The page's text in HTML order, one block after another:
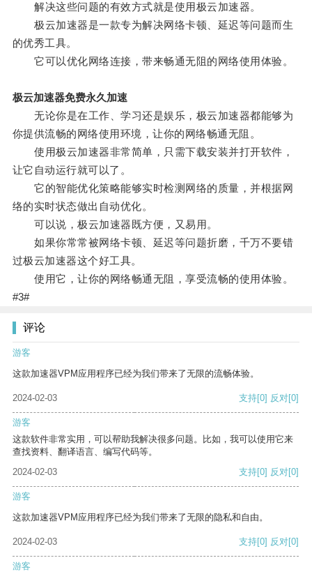
解决这些问题的有效方式就是使用极云加速器。
极云加速器是一款专为解决网络卡顿、延迟等问题而生
的优秀工具。
它可以优化网络连接，带来畅通无阻的网络使用体验。
极云加速器免费永久加速
无论你是在工作、学习还是娱乐，极云加速器都能够为
你提供流畅的网络使用环境，让你的网络畅通无阻。
使用极云加速器非常简单，只需下载安装并打开软件，
让它自动运行就可以了。
它的智能优化策略能够实时检测网络的质量，并根据网
络的实时状态做出自动优化。
可以说，极云加速器既方便，又易用。
如果你常常被网络卡顿、延迟等问题折磨，千万不要错
过极云加速器这个好工具。
使用它，让你的网络畅通无阻，享受流畅的使用体验。
#3#
评论
游客
这款加速器VPM应用程序已经为我们带来了无限的流畅体验。
2024-02-03 支持[0] 反对[0]
游客
这款软件非常实用，可以帮助我解决很多问题。比如，我可以使用它来
查找资料、翻译语言、编写代码等。
2024-02-03
支持[0] 反对[0]
游客
这款加速器VPM应用程序已经为我们带来了无限的隐私和自由。
2024-02-03 支持[0] 反对[0]
游客